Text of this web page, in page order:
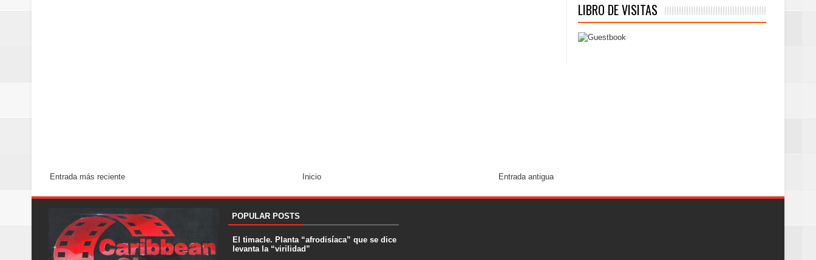
Entrada más reciente Entrada antigua
Inicio
LIBRO DE VISITAS
POPULAR POSTS
El timacle. Planta “afrodisíaca” que se dice
levanta la “virilidad”